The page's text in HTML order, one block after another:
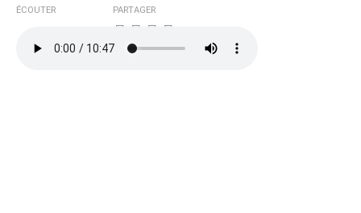
ÉCOUTER PARTAGER